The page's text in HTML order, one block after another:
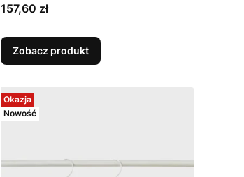
Cena
157,60 zł
Zobacz produkt
Okazja
Nowość